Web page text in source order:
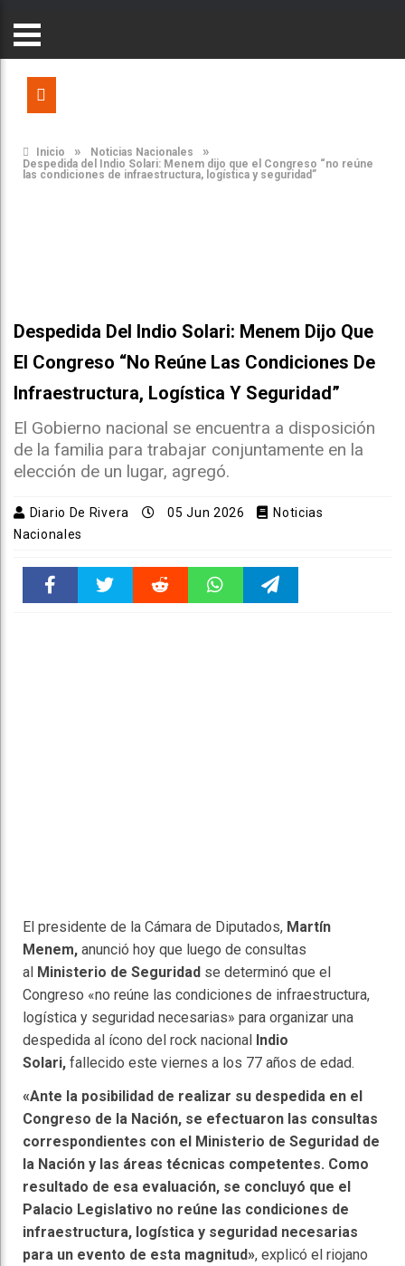
Inicio » Noticias Nacionales »
Despedida del Indio Solari: Menem dijo que el Congreso “no reúne
las condiciones de infraestructura, logística y seguridad”
Despedida Del Indio Solari: Menem Dijo Que
El Congreso “no Reúne Las Condiciones De
Infraestructura, Logística Y Seguridad”
El Gobierno nacional se encuentra a disposición
de la familia para trabajar conjuntamente en la
elección de un lugar, agregó.
Diario De Rivera 05 Jun 2026
Noticias
Nacionales
El presidente de la Cámara de Diputados, Martín
Menem, anunció hoy que luego de consultas
al Ministerio de Seguridad se determinó que el
Congreso «no reúne las condiciones de infraestructura,
logística y seguridad necesarias» para organizar una
despedida al ícono del rock nacional Indio
Solari, fallecido este viernes a los 77 años de edad.
«Ante la posibilidad de realizar su despedida en el
Congreso de la Nación, se efectuaron las consultas
correspondientes con el Ministerio de Seguridad de
la Nación y las áreas técnicas competentes. Como
resultado de esa evaluación, se concluyó que el
Palacio Legislativo no reúne las condiciones de
infraestructura, logística y seguridad necesarias
para un evento de esta magnitud», explicó el riojano